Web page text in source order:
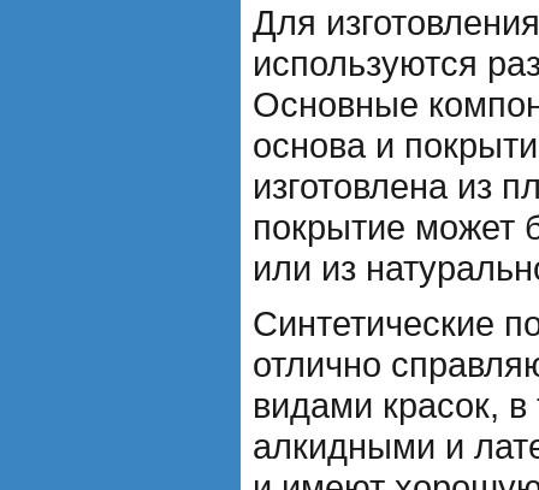
Для
используются
Основные
основа и
изготовлена из
покрытие может
или из
Синтетические
отлично
видами красок,
алкидными и